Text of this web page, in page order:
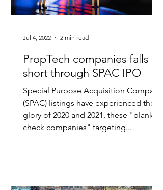
PropTech companies falls
short through SPAC IPO
Special Purpose Acquisition Company
(SPAC) listings have experienced the
glory of 2020 and 2021, these "blank
check companies" targeting...
Jul 4, 2022 2 min read